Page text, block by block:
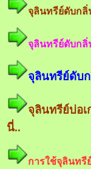
จุลินทรีย์ดับกลิ่
จุลินทรีย์ดับก
จุลินทรีย์ดับ
จุลินทรีย์บ่อ
นี่..
การใช้จุลินท